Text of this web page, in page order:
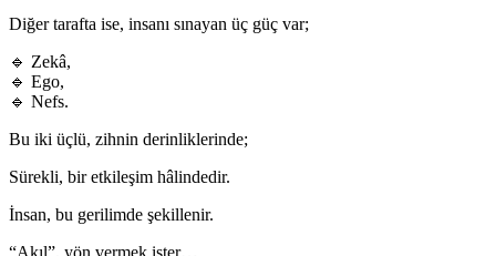
Diğer tarafta ise, insanı sınayan üç güç var;
🔹 Zekâ,
🔹 Ego,
🔹 Nefs.
Bu iki üçlü, zihnin derinliklerinde;
Sürekli, bir etkileşim hâlindedir.
İnsan, bu gerilimde şekillenir.
“Akıl”, yön vermek ister…